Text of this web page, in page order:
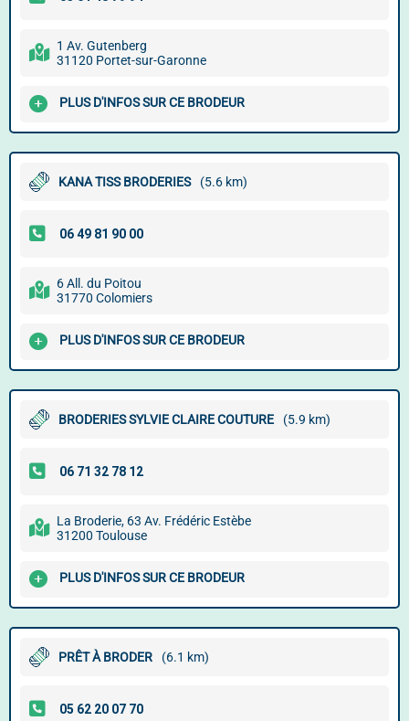
1 Av. Gutenberg
31120 Portet-sur-Garonne
PLUS D'INFOS SUR CE BRODEUR
KANA TISS BRODERIES (5.6 km)
6 All. du Poitou
31770 Colomiers
PLUS D'INFOS SUR CE BRODEUR
BRODERIES SYLVIE CLAIRE COUTURE (5.9 km)
La Broderie, 63 Av. Frédéric Estèbe
31200 Toulouse
PLUS D'INFOS SUR CE BRODEUR
PRÊT À BRODER (6.1 km)